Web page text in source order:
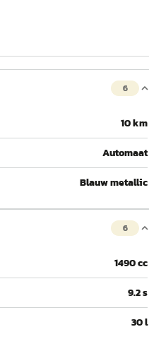
6
10 km
Automaat
Blauw metallic
6
1490 cc
9.2 s
30 l